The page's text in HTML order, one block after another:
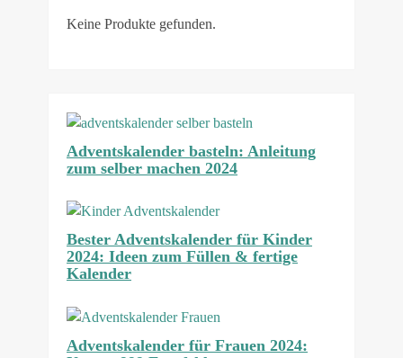
Keine Produkte gefunden.
Adventskalender basteln: Anleitung
zum selber machen 2024
Bester Adventskalender für Kinder
2024: Ideen zum Füllen & fertige
Kalender
Adventskalender für Frauen 2024: